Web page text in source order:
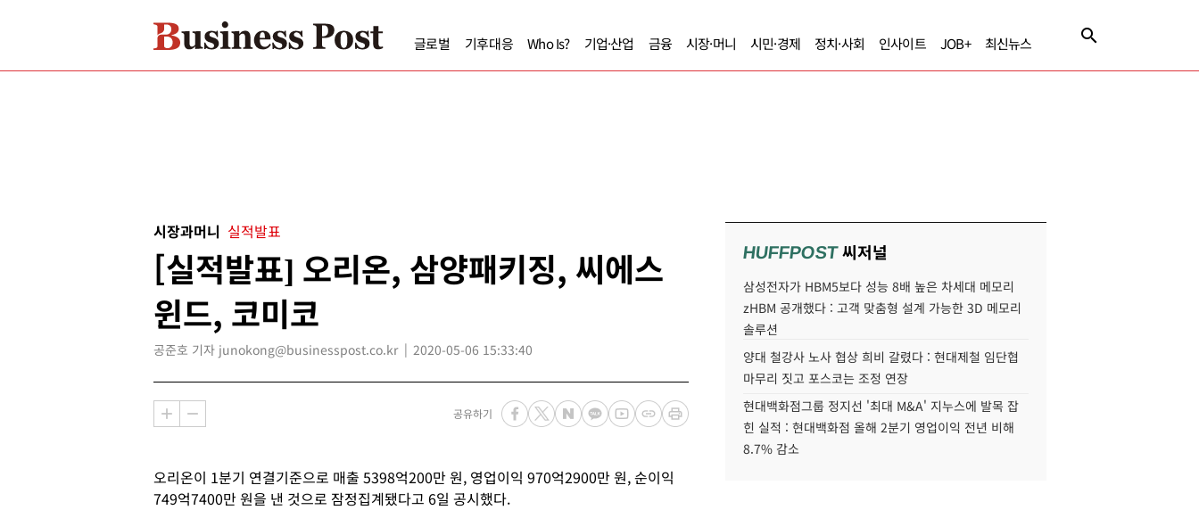
글로벌 기후대응 Who Is? 기업·산업 금융 시장·머니 시민·경제 정치·사회 인사이트 JOB+ 최신뉴스
시장과머니 실적발표
[실적발표] 오리온, 삼양패키징, 씨에스
윈드, 코미코
공준호 기자 junokong@businesspost.co.kr 2020-05-06 15:33:40
공유하기
오리온이 1분기 연결기준으로 매출 5398억200만 원, 영업이익 970억2900만 원, 순이익
749억7400만 원을 낸 것으로 잠정집계됐다고 6일 공시했다.
HUFFPOST씨저널
삼성전자가 HBM5보다 성능 8배 높은 차세대 메모리
zHBM 공개했다 : 고객 맞춤형 설계 가능한 3D 메모리
솔루션
양대 철강사 노사 협상 희비 갈렸다 : 현대제철 임단협
마무리 짓고 포스코는 조정 연장
현대백화점그룹 정지선 '최대 M&A' 지누스에 발목 잡
힌 실적 : 현대백화점 올해 2분기 영업이익 전년 비해
8.7% 감소